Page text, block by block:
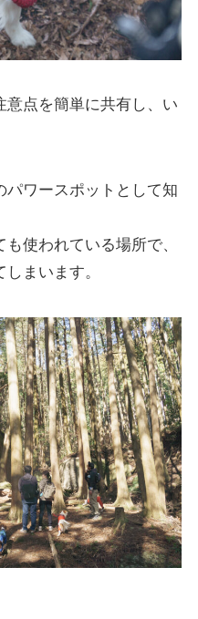
意点を簡単に共有し、い
ワースポットとして知
使われている場所で、
まいます。